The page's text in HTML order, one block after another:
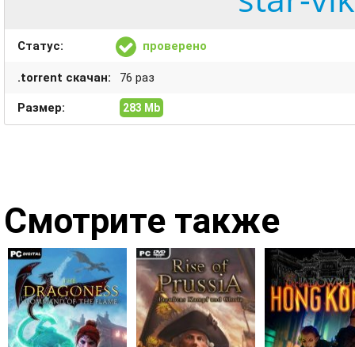
Статус: проверено
.torrent скачан: 76 раз
Размер: 283 Mb
Смотрите также